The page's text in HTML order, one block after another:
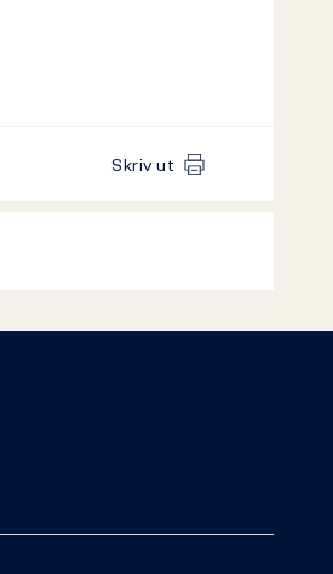
Skriv ut